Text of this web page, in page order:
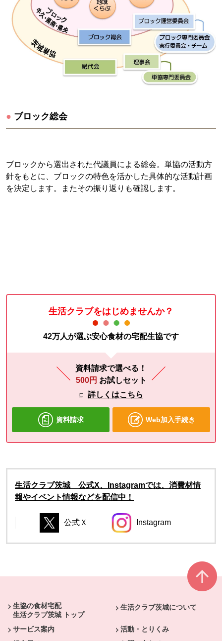
● ブロック総会
ブロックから選出された代議員による総会。単協の活動方
針をもとに、ブロックの特色を活かした具体的な活動計画
を決定します。またその振り返りも確認します。
生活クラブをはじめませんか？
42万人が選ぶ安心食材の宅配生協です
資料請求で選べる！
500円 お試しセット
詳しくはこちら
資料請求 Web加入手続き
生活クラブ茨城 公式X、Instagramでは、消費材情
報やイベント情報などを配信中！
別のウィンドウで開きます。
公式Ｘ
別のウィンドウで開きます。
別のウィンドウで開きます。
Instagram
別のウィンドウで開
生協の食材宅配
生活クラブ茨城 トップ
生活クラブ茨城について
サービス案内
活動・とりくみ